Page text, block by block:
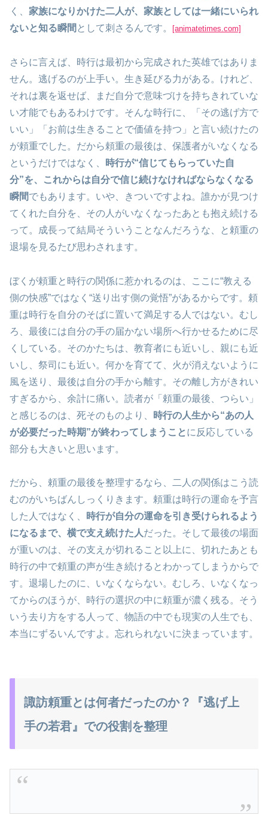
く、 家族になりかけた二人が、家族としては一緒にいられ
ないと知る瞬間 として刺さるんです。 [animatetimes.com]
さらに言えば、時行は最初から完成された英雄ではありま
せん。逃げるのが上手い。生き延びる力がある。けれど、
それは裏を返せば、まだ自分で意味づけを持ちきれていな
い才能でもあるわけです。そんな時行に、「その逃げ方で
いい」「お前は生きることで価値を持つ」と言い続けたの
が頼重でした。だから頼重の最後は、保護者がいなくなる
というだけではなく、
時行が“信じてもらっていた自
分”を、これからは自分で信じ続けなければならなくなる
瞬間でもあります。いや、きついですよね。誰かが見つけ
てくれた自分を、その人がいなくなったあとも抱え続ける
って。成長って結局そういうことなんだろうな、と頼重の
退場を見るたび思わされます。
ぼくが頼重と時行の関係に惹かれるのは、ここに“教える
側の快感”ではなく“送り出す側の覚悟”があるからです。頼
重は時行を自分のそばに置いて満足する人ではない。むし
ろ、最後には自分の手の届かない場所へ行かせるために尽
くしている。そのかたちは、教育者にも近いし、親にも近
いし、祭司にも近い。何かを育てて、火が消えないように
風を送り、最後は自分の手から離す。その離し方がきれい
すぎるから、余計に痛い。読者が「頼重の最後、つらい」
と感じるのは、死そのものより、
時行の人生から“あの人
が必要だった時期”が終わってしまうことに反応している
部分も大きいと思います。
だから、頼重の最後を整理するなら、二人の関係はこう読
むのがいちばんしっくりきます。頼重は時行の運命を予言
した人ではなく、
時行が自分の運命を引き受けられるよう
になるまで、横で支え続けた人だった。そして最後の場面
が重いのは、その支えが切れること以上に、切れたあとも
時行の中で頼重の声が生き続けるとわかってしまうからで
す。退場したのに、いなくならない。むしろ、いなくなっ
てからのほうが、時行の選択の中に頼重が濃く残る。そう
いう去り方をする人って、物語の中でも現実の人生でも、
本当にずるいんですよ。忘れられないに決まっています。
諏訪頼重とは何者だったのか？『逃げ上
手の若君』での役割を整理